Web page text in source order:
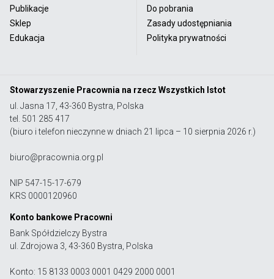
Publikacje
Sklep
Edukacja
Do pobrania
Zasady udostępniania
Polityka prywatności
Stowarzyszenie Pracownia na rzecz Wszystkich Istot
ul. Jasna 17, 43-360 Bystra, Polska
tel. 501 285 417
(biuro i telefon nieczynne w dniach 21 lipca – 10 sierpnia 2026 r.)
biuro@pracownia.org.pl
NIP 547-15-17-679
KRS 0000120960
Konto bankowe Pracowni
Bank Spółdzielczy Bystra
ul. Zdrojowa 3, 43-360 Bystra, Polska
Konto: 15 8133 0003 0001 0429 2000 0001